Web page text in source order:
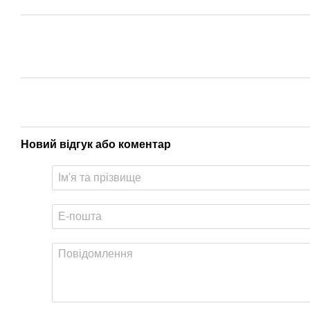
Новий відгук або коментар